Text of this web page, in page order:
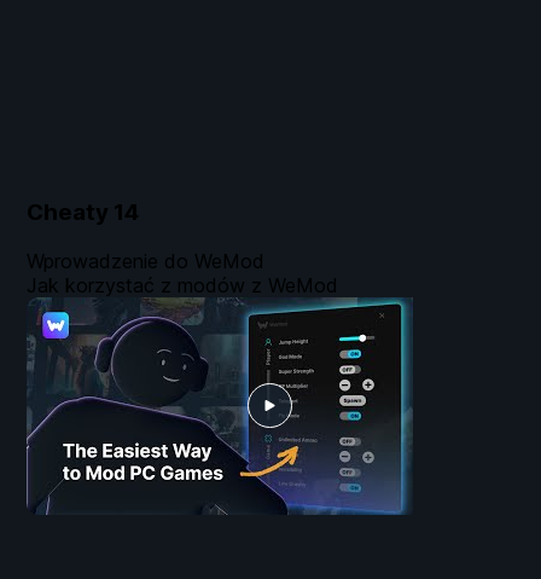
Cheaty 14
Wprowadzenie do WeMod
Jak korzystać z modów z WeMod